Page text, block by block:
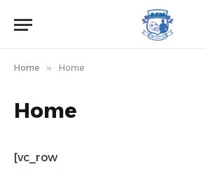
Home » Home
Home
[vc_row